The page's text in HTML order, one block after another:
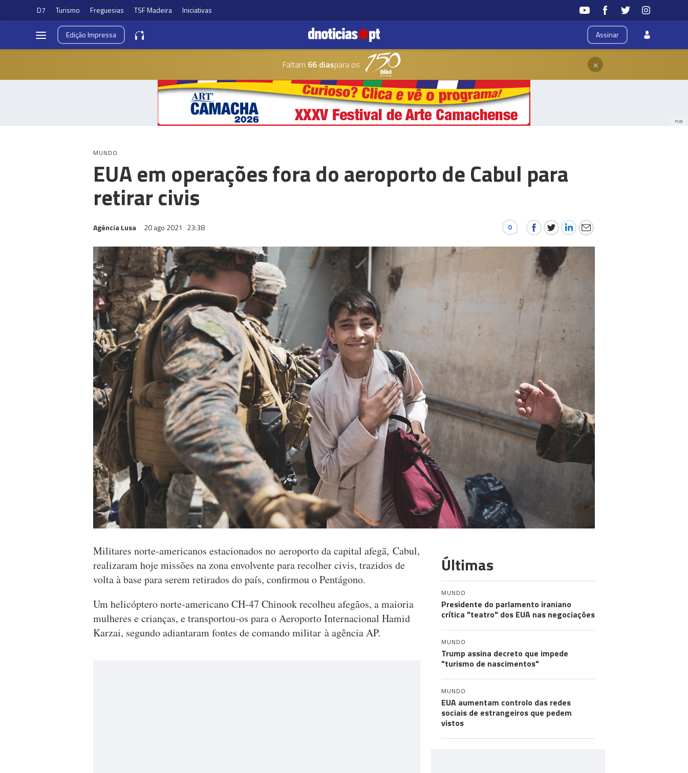
D7 Turismo Freguesias TSF Madeira Iniciativas
Assinar
EdiçãoImpressa
Faltam 66 diaspara os ×
PUB
MUNDO
EUA em operações fora do aeroporto de Cabul para
retirar civis
Agência Lusa 20 ago 2021 23:38 0
Militares norte-americanos estacionados no aeroporto da capital afegã, Cabul,
realizaram hoje missões na zona envolvente para recolher civis, trazidos de
volta à base para serem retirados do país, confirmou o Pentágono.
Um helicóptero norte-americano CH-47 Chinook recolheu afegãos, a maioria
mulheres e crianças, e transportou-os para o Aeroporto Internacional Hamid
Karzai, segundo adiantaram fontes de comando militar à agência AP.
Últimas
MUNDO
Presidente do parlamento iraniano
crítica "teatro" dos EUA nas negociações
MUNDO
Trump assina decreto que impede
"turismo de nascimentos"
MUNDO
EUA aumentam controlo das redes
sociais de estrangeiros que pedem
vistos